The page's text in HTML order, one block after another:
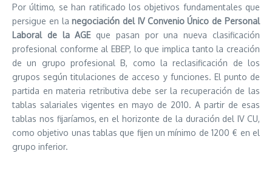
Por último, se han ratificado los objetivos fundamentales que
persigue en lanegociación del IV Convenio Único de Personal
Laboral de la AGEque pasan por una nueva clasificación
profesional conforme al EBEP, lo que implica tanto la creación
de un grupo profesional B, como la reclasificación de los
grupos según titulaciones de acceso y funciones. El punto de
partida en materia retributiva debe ser la recuperación de las
tablas salariales vigentes en mayo de 2010. A partir de esas
tablas nos fijaríamos, en el horizonte de la duración del IV CU,
como objetivo unas tablas que fijen un mínimo de 1200 € en el
grupo inferior.